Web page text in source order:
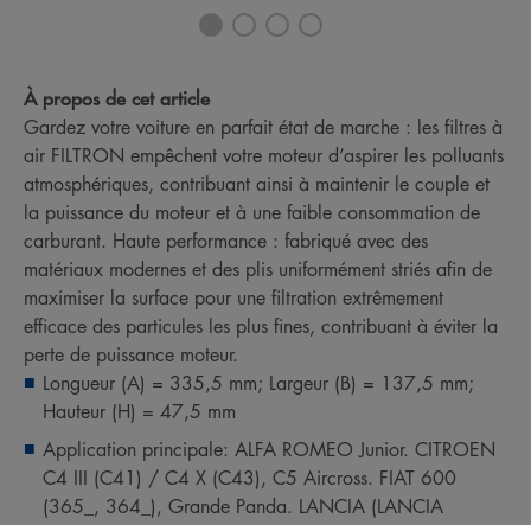
À propos de cet article
Gardez votre voiture en parfait état de marche : les filtres à
air FILTRON empêchent votre moteur d’aspirer les polluants
atmosphériques, contribuant ainsi à maintenir le couple et
la puissance du moteur et à une faible consommation de
carburant. Haute performance : fabriqué avec des
matériaux modernes et des plis uniformément striés afin de
maximiser la surface pour une filtration extrêmement
efficace des particules les plus fines, contribuant à éviter la
perte de puissance moteur.
Longueur (A) = 335,5 mm; Largeur (B) = 137,5 mm;
Hauteur (H) = 47,5 mm
Application principale: ALFA ROMEO Junior. CITROEN
C4 III (C41) / C4 X (C43), C5 Aircross. FIAT 600
(365_, 364_), Grande Panda. LANCIA (LANCIA